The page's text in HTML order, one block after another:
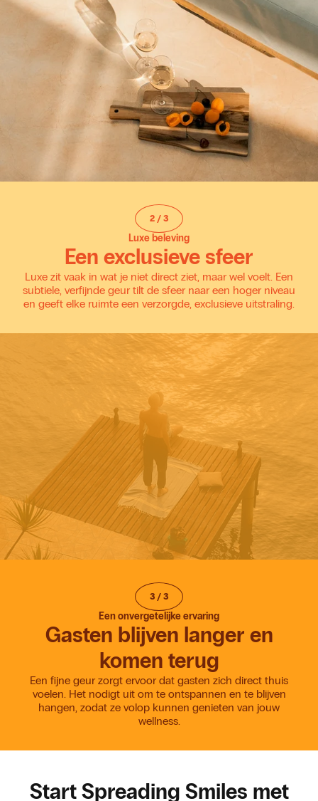
2 / 3
Luxe beleving
Een exclusieve sfeer
Luxe zit vaak in wat je niet direct ziet, maar wel voelt. Een
subtiele, verfijnde geur tilt de sfeer naar een hoger niveau
en geeft elke ruimte een verzorgde, exclusieve uitstraling.
3 / 3
Een onvergetelijke ervaring
Gasten blijven langer en
komen terug
Een fijne geur zorgt ervoor dat gasten zich direct thuis
voelen. Het nodigt uit om te ontspannen en te blijven
hangen, zodat ze volop kunnen genieten van jouw
wellness.
Start Spreading Smiles met